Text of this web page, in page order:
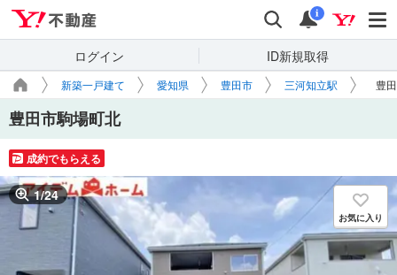
検索 通知
i
ログイン ID新規取得
新築一戸建て 愛知県 豊田市 三河知立駅 豊
豊田市駒場町北
成約でもらえる
1/24
お気に入り